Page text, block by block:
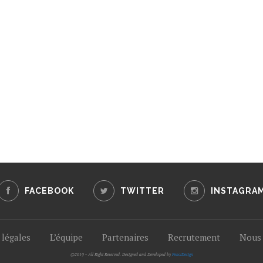
FACEBOOK TWITTER
L’équipe Partenaires Recrutement
@2019 - All Right Reserved. Designed and Developed by PenciDesign